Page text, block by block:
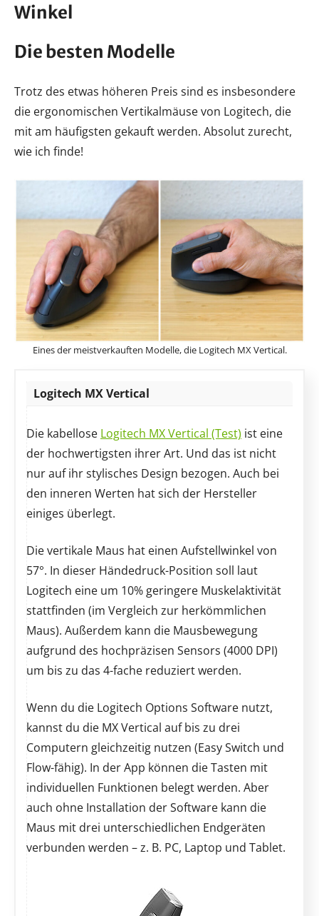
Winkel
Die besten Modelle
Trotz des etwas höheren Preis sind es insbesondere
die ergonomischen Vertikalmäuse von Logitech, die
mit am häufigsten gekauft werden. Absolut zurecht,
wie ich finde!
Eines der meistverkauften Modelle, die Logitech MX Vertical.
Logitech MX Vertical
Die kabellose Logitech MX Vertical (Test) ist eine
der hochwertigsten ihrer Art. Und das ist nicht
nur auf ihr stylisches Design bezogen. Auch bei
den inneren Werten hat sich der Hersteller
einiges überlegt.
Die vertikale Maus hat einen Aufstellwinkel von
57°. In dieser Händedruck-Position soll laut
Logitech eine um 10% geringere Muskelaktivität
stattfinden (im Vergleich zur herkömmlichen
Maus). Außerdem kann die Mausbewegung
aufgrund des hochpräzisen Sensors (4000 DPI)
um bis zu das 4-fache reduziert werden.
Wenn du die Logitech Options Software nutzt,
kannst du die MX Vertical auf bis zu drei
Computern gleichzeitig nutzen (Easy Switch und
Flow-fähig). In der App können die Tasten mit
individuellen Funktionen belegt werden. Aber
auch ohne Installation der Software kann die
Maus mit drei unterschiedlichen Endgeräten
verbunden werden – z. B. PC, Laptop und Tablet.